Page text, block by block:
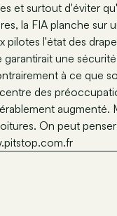
et surtout d'éviter
la FIA planche
pilotes l'état des
une
à ce que
des
On peut